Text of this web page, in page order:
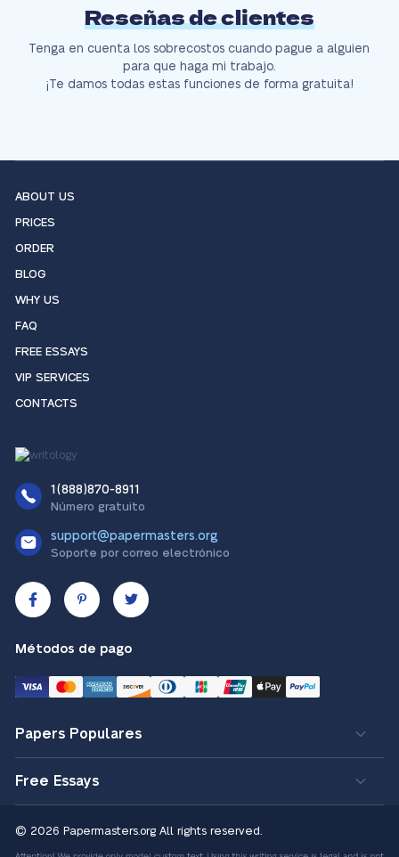
Reseñas de clientes
Tenga en cuenta los sobrecostos cuando pague a alguien
para que haga mi trabajo.
¡Te damos todas estas funciones de forma gratuita!
ABOUT US
PRICES
ORDER
BLOG
WHY US
FAQ
FREE ESSAYS
VIP SERVICES
CONTACTS
1(888)870-8911
Número gratuito
support@papermasters.org
Soporte por correo electrónico
Métodos de pago
Papers Populares
Free Essays
© 2026 Papermasters.org All rights reserved.